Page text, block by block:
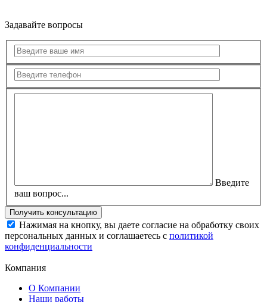
Задавайте вопросы
Введите
ваш вопрос...
Нажимая на кнопку, вы даете согласие на обработку своих
персональных данных и соглашаетесь с политикой
конфиденциальности
Компания
О Компании
Наши работы